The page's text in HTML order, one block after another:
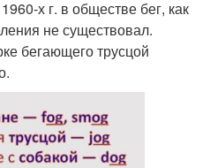
х г. в обществе бег, как
не существовал.
бегающего трусцой